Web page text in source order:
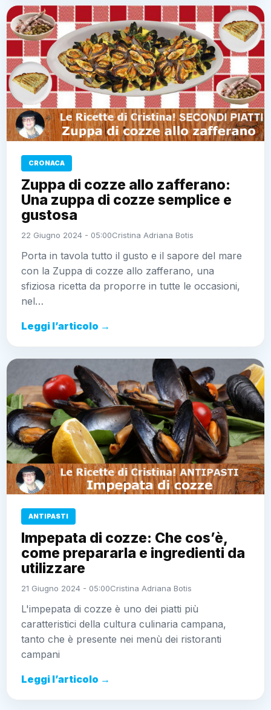
CRONACA
Zuppa di cozze allo zafferano:
Una zuppa di cozze semplice e
gustosa
22 Giugno 2024 - 05:00Cristina Adriana Botis
Porta in tavola tutto il gusto e il sapore del mare
con la Zuppa di cozze allo zafferano, una
sfiziosa ricetta da proporre in tutte le occasioni,
nel…
Leggi l’articolo →
ANTIPASTI
Impepata di cozze: Che cos’è,
come prepararla e ingredienti da
utilizzare
21 Giugno 2024 - 05:00Cristina Adriana Botis
L'impepata di cozze è uno dei piatti più
caratteristici della cultura culinaria campana,
tanto che è presente nei menù dei ristoranti
campani
Leggi l’articolo →